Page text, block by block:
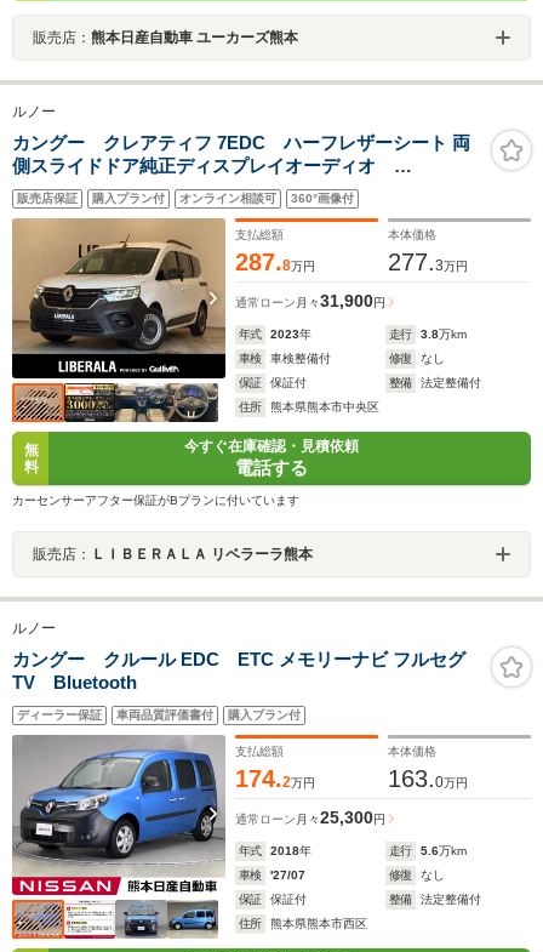
販売店： 熊本日産自動車 ユーカーズ熊本
ルノー
カングー クレアティフ 7EDC ハーフレザーシート 両
側スライドドア純正ディスプレイオーディオ
Bluetooth USB AppleCarPlay androidauto バック
カメラ 追従式クルーズコントロール パーキングアシ
スト BSM レーンキープアシスト
販売店保証 購入プラン付 オンライン相談可 360°画像付
支払総額
287.8万円
本体価格
277.3万円
通常ローン 月々31,900円
年式 2023年 走行 3.8万km
車検
車検整備付 修復
なし
保証
保証付 整備
法定整備付
住所
熊本県熊本市中央区
無
料
今すぐ在庫確認・見積依頼
電話する
カーセンサーアフター保証がBプランに付いています
販売店： ＬＩＢＥＲＡＬＡ リベラーラ熊本
ルノー
カングー クルール EDC ETC メモリーナビ フルセグ
TV Bluetooth
ディーラー保証 車両品質評価書付 購入プラン付
支払総額
174.2万円
本体価格
163.0万円
通常ローン 月々25,300円
年式 2018年 走行 5.6万km
車検
'27/07 修復
なし
保証
保証付 整備
法定整備付
住所
熊本県熊本市西区